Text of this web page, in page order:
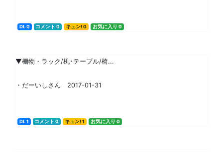
DL 0 コメント 0 キュン! 0 お気に入り 0
▼棚物・ラック/机･テーブル/椅...
・だーいしさん 2017-01-31
DL 1 コメント 0 キュン! 1 お気に入り 0